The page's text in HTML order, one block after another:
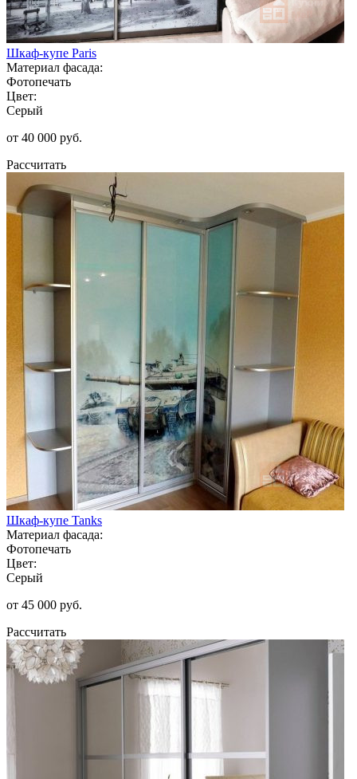
Шкаф-купе Paris
Материал фасада:
Фотопечать
Цвет:
Серый
от 40 000 руб.
Рассчитать
Шкаф-купе Tanks
Материал фасада:
Фотопечать
Цвет:
Серый
от 45 000 руб.
Рассчитать